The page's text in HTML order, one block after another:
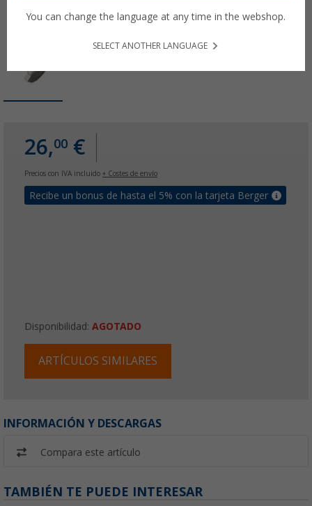
26,00 €
Precios con IVA incluido + Costes de envío
Recibe un bonus de hasta el 5% con la tarjeta Berger
Disponibilidad: AGOTADO
ARTÍCULOS SIMILARES
INFORMACIÓN Y DESCARGAS
Compara este artículo
TAMBIÉN TE PUEDE INTERESAR
You can change the language at any time in the webshop.
SELECT ANOTHER LANGUAGE